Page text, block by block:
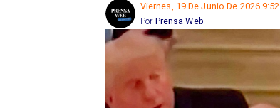
Viernes, 19 De Junio De 2026 9:52
Prensa Web
Por